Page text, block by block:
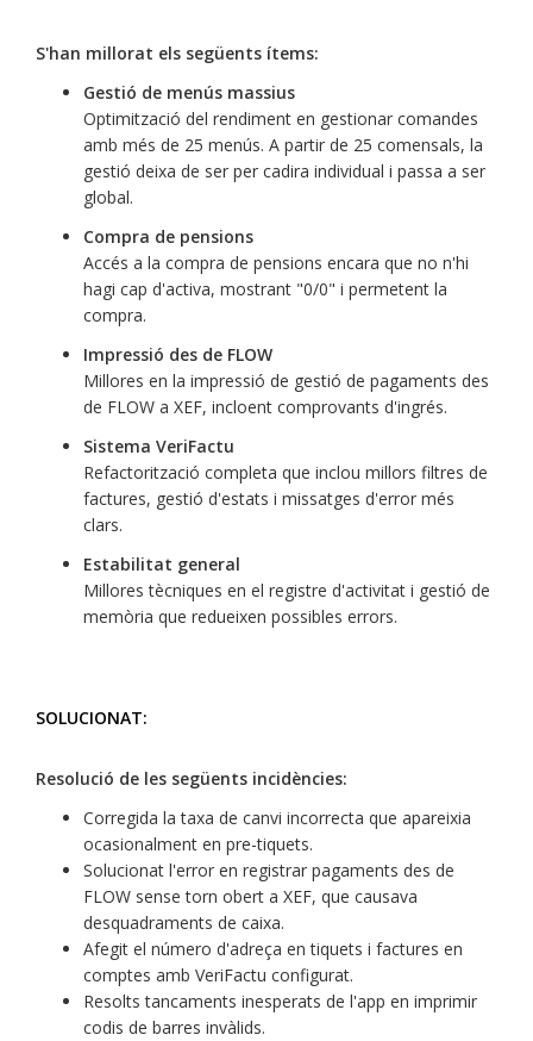
S'han millorat els següents ítems:
Gestió de menús massius
Optimització del rendiment en gestionar comandes
amb més de 25 menús. A partir de 25 comensals, la
gestió deixa de ser per cadira individual i passa a ser
global.
Compra de pensions
Accés a la compra de pensions encara que no n'hi
hagi cap d'activa, mostrant "0/0" i permetent la
compra.
Impressió des de FLOW
Millores en la impressió de gestió de pagaments des
de FLOW a XEF, incloent comprovants d'ingrés.
Sistema VeriFactu
Refactorització completa que inclou millors filtres de
factures, gestió d'estats i missatges d'error més
clars.
Estabilitat general
Millores tècniques en el registre d'activitat i gestió de
memòria que redueixen possibles errors.
SOLUCIONAT:
Resolució de les següents incidències:
Corregida la taxa de canvi incorrecta que apareixia
ocasionalment en pre-tiquets.
Solucionat l'error en registrar pagaments des de
FLOW sense torn obert a XEF, que causava
desquadraments de caixa.
Afegit el número d'adreça en tiquets i factures en
comptes amb VeriFactu configurat.
Resolts tancaments inesperats de l'app en imprimir
codis de barres invàlids.